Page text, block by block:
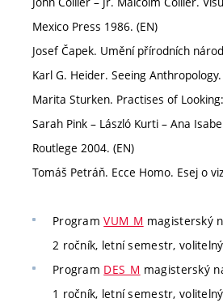
Mexico Press 1986. (EN)
Josef Čapek. Umění přírodních
Karl G. Heider. Seeing
Marita Sturken. Practises of
Sarah Pink – László Kurti – Ana
Routlege 2004. (EN)
Tomáš Petráň. Ecce Homo. Esej o
ProgramVUM_M magisterský
2 ročník, letní semestr, volitelný
Program DES_M magisterský
1 ročník, letní semestr, volitelný